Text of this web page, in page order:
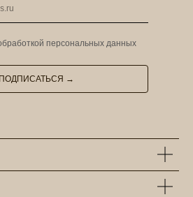
персональных данных
ПОДПИСАТЬСЯ →